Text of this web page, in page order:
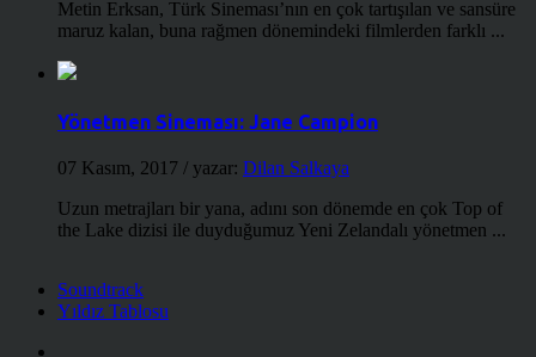
Metin Erksan, Türk Sineması’nın en çok tartışılan ve sansüre
maruz kalan, buna rağmen dönemindeki filmlerden farklı ...
Yönetmen Sineması: Jane Campion
07 Kasım, 2017 / yazar: Dilan Salkaya
Uzun metrajları bir yana, adını son dönemde en çok Top of
the Lake dizisi ile duyduğumuz Yeni Zelandalı yönetmen ...
Soundtrack
Yıldız Tablosu